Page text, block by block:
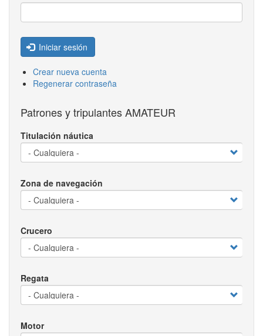
Iniciar sesión
Crear nueva cuenta
Regenerar contraseña
Patrones y tripulantes AMATEUR
Titulación náutica
Zona de navegación
Crucero
Regata
Motor